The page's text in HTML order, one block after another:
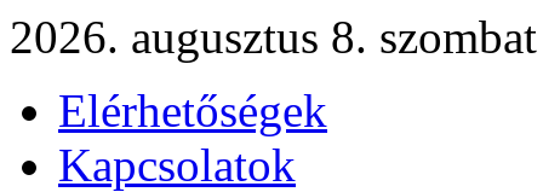
2026. augusztus 8. szombat
Elérhetőségek
Kapcsolatok